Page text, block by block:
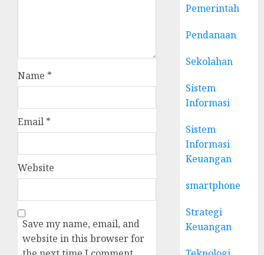
Name *
Email *
Website
Save my name, email, and
website in this browser for
Pemerintah
Pendanaan
Sekolahan
Sistem
Informasi
Sistem
Informasi
Keuangan
smartphone
Strategi
Keuangan